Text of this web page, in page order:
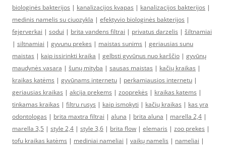
biologinės bakterijos | kanalizacijos kvapas | kanalizacijos bakterijos |
medinis namelis su ciuozykla | efektyvio biologinės bakterijos |
fejerverkai | sodui | brita vandens filtrai | privatus darzelis | šiltnamiai
| siltnamiai | gyvunu prekes | maistas sunims | geriausias sunu
maistas | kaip issirinkti kraika | gelbsti gyvūnus nuo karščio | gyvūnų
maudynės vasarą | šunų mityba | sausas maistas | kačių kraikas |
kraikas katėms | gyvūnams internetu | perkamiausios internetu |
geriausias kraikas | akcija prekems | zooprekės | kraikas katems |
tinkamas kraikas | filtru rusys | kaip ismokyti | kačių kraikas | kas yra
odontologas | brita maxtra filtrai | aluna | brita aluna | marella 2,4 |
marella 3,5 | style 2,4 | style 3,6 | brita flow | elemaris | zoo prekes |
tofu kraikas katėms | mediniai nameliai | vaikų namelis | nameliai |